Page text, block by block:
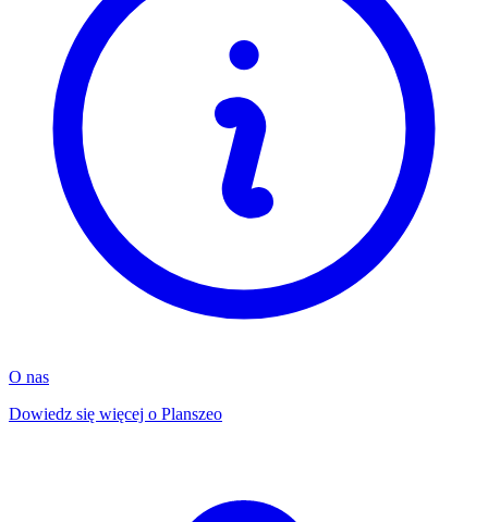
O nas
Dowiedz się więcej o Planszeo